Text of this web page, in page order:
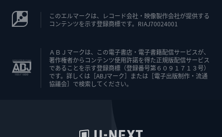
このエルマークは、レコード会社・映像製作会社が提供する
コンテンツを示す登録商標です。RIAJ70024001
ＡＢＪマークは、この電子書店・電子書籍配信サービスが、
著作権者からコンテンツ使用許諾を得た正規版配信サービス
であることを示す登録商標（登録番号第６０９１７１３号）
です。詳しくは［ABJマーク］または［電子出版制作・流通
協議会］で検索してください。